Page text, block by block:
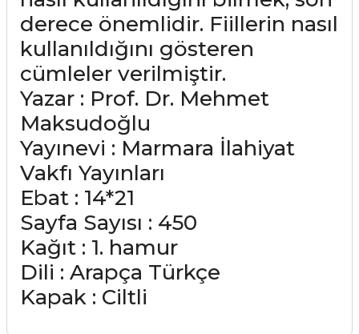
derece önemlidir. Fiillerin nasıl
kullanıldığını gösteren
cümleler verilmiştir.
Yazar : Prof. Dr. Mehmet
Maksudoğlu
Yayınevi : Marmara İlahiyat
Vakfı Yayınları
Ebat : 14*21
Sayfa Sayısı : 450
Kağıt : 1. hamur
Dili : Arapça Türkçe
Kapak : Ciltli